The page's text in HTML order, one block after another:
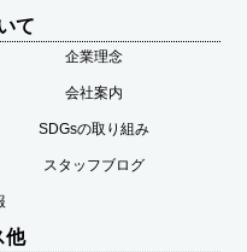
て
企業理念
会社案内
SDGsの取り組み
スタッフブログ
他